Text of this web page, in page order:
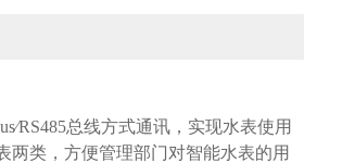
总线方式通讯，实现水表使用
两类，方便管理部门对智能水表的用